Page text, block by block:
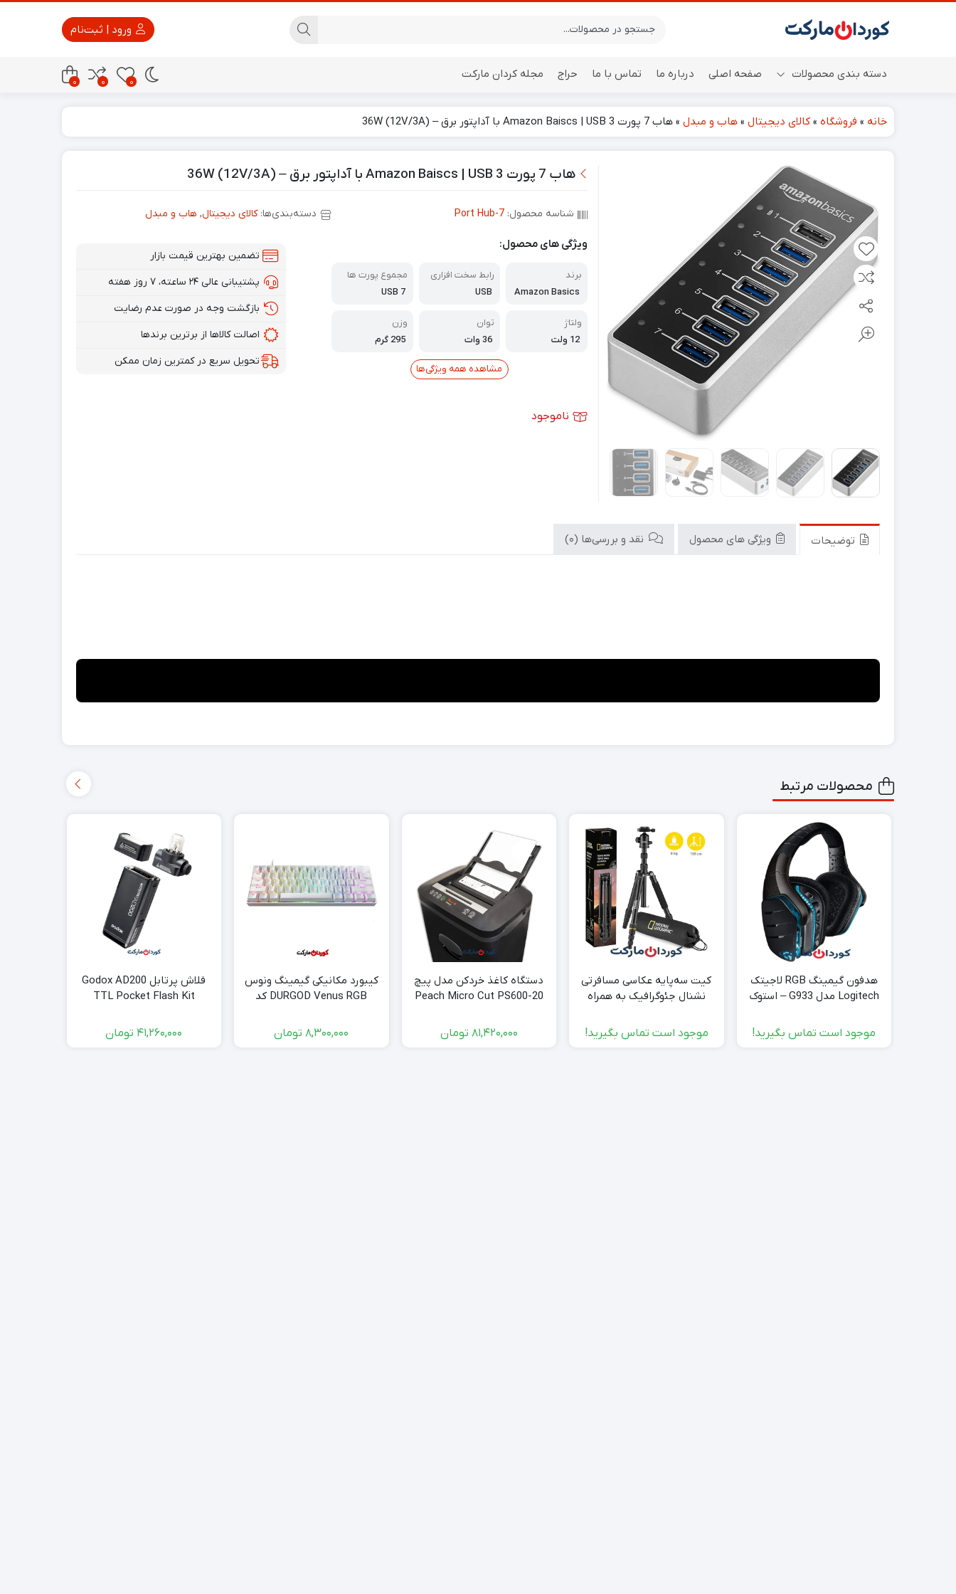
دسته بندی محصولات
اسپیکر ایستگاه هواشناسی باتری
صفحه اصلی درباره ما تماس با ما حراج مجله کردان مارکت
0
0
0
خانه » فروشگاه » کالای دیجیتال » هاب و مبدل » هاب 7 پورت Amazon Baiscs | USB 3 با آداپتور برق – 36W (12V/3A)
هاب 7 پورت Amazon Baiscs | USB 3 با آداپتور برق – 36W (12V/3A)
شناسه محصول:7-Port Hub دسته‌بندی‌ها:کالای دیجیتال, هاب و مبدل
ویژگی های محصول:
برند
Amazon Basics
رابط سخت افزاری
USB
مجموع پورت ها
USB 7
ولتاژ
12 ولت
توان
36 وات
وزن
295 گرم
مشاهده همه ویژگی‌ها
تضمین بهترین قیمت بازار
پشتیبانی عالی ۲۴ ساعته، ۷ روز هفته
بازگشت وجه در صورت عدم رضایت
اصالت کالاها از برترین برندها
تحویل سریع در کمترین زمان ممکن
ناموجود
توضیحات ویژگی های محصول نقد و بررسی‌ها (0)
محصولات مرتبط
هدفون گیمینگ RGB لاجیتک
Logitech مدل G933 – استوک
موجود است تماس بگیرید!
کیت سه‌پایه عکاسی مسافرتی
نشنال جئوگرافیک به همراه
موجود است تماس بگیرید!
دستگاه کاغذ خردکن مدل پیچ
Peach Micro Cut PS600-20
81,420,000 تومان
کیبورد مکانیکی گیمینگ ونوس
DURGOD Venus RGB کد
8,300,000 تومان
فلاش پرتابل Godox AD200
TTL Pocket Flash Kit
41,260,000 تومان